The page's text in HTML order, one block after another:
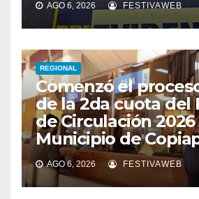
AGO 6, 2026 FESTIVAWEB
REGIONAL
Comenzó el
de la 2da cuota del
de Circulación
Municipio de
AGO 6, 2026 FESTIVAWEB